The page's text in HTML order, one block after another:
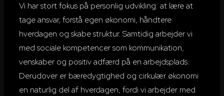
Vi har stort fokus på personlig udvikling: at lære at
tage ansvar, forstå egen økonomi, håndtere
hverdagen og skabe struktur. Samtidig arbejder vi
med sociale kompetencer som kommunikation,
venskaber og positiv adfærd på en arbejdsplads.
Derudover er bæredygtighed og cirkulær økonomi
en naturlig del af hverdagen, fordi vi arbejder med